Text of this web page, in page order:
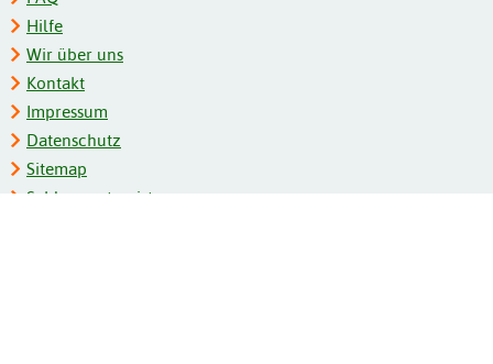
Hilfe
Wir über uns
Kontakt
Impressum
Datenschutz
Sitemap
Schlagwortregister